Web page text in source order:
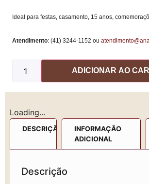
Ideal para festas, casamento, 15 anos,
Atendimento: (41) 3244-1152 ou
ADICIONAR AO
Loading...
DESCRIÇÃO
INFORMAÇÃO
ADICIONAL
Descrição